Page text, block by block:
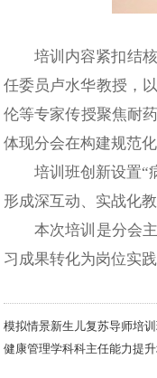
培训内容紧扣结
任委员卢水华教授，
伦等专家传授聚焦耐
体现分会在构建规范
培训班创新设置“
形成深互动、实战化
本次培训是分会主
习成果转化为岗位实
模拟情景新生儿复苏导师培
健康管理学科科主任能力提